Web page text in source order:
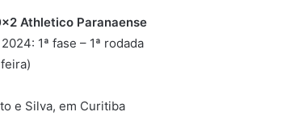
Athletico Paranaense
1ª fase – 1ª rodada
e Silva, em Curitiba